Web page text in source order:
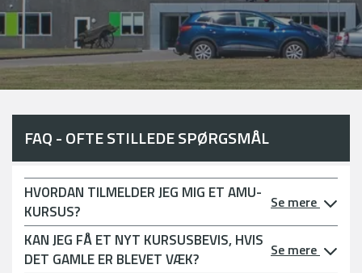
FAQ - OFTE STILLEDE SPØRGSMÅL
HVORDAN TILMELDER JEG MIG ET AMU-
KURSUS?
Se mere
KAN JEG FÅ ET NYT KURSUSBEVIS, HVIS
DET GAMLE ER BLEVET VÆK?
Se mere